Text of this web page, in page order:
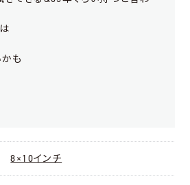
も
8×10インチ